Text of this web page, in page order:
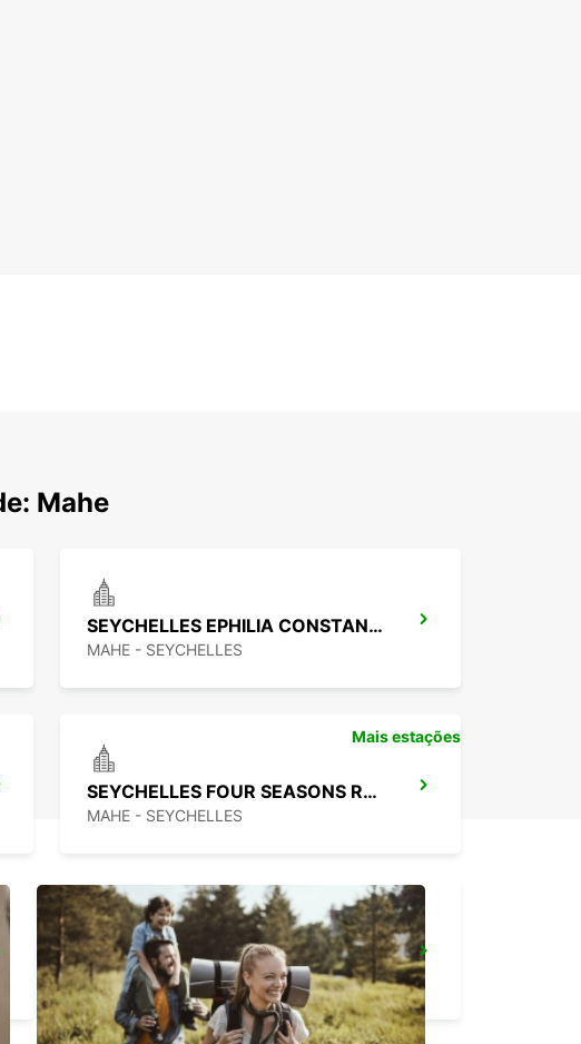
Mahe
SEYCHELLES EPHILIA CONSTANCE RESORT
MAHE - SEYCHELLES
SEYCHELLES FOUR SEASONS RESORT
MAHE - SEYCHELLES
MAMOUDZOU HOTEL CARIBOU
MAMOUDZOU - MAYOTTE
Mais estações